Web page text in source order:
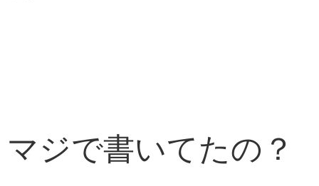
マジで書いてたの？